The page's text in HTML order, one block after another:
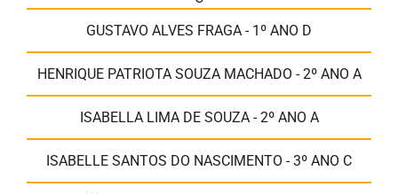
GUSTAVO ALVES FRAGA - 1º ANO D
HENRIQUE PATRIOTA SOUZA MACHADO - 2º ANO A
ISABELLA LIMA DE SOUZA - 2º ANO A
ISABELLE SANTOS DO NASCIMENTO - 3º ANO C